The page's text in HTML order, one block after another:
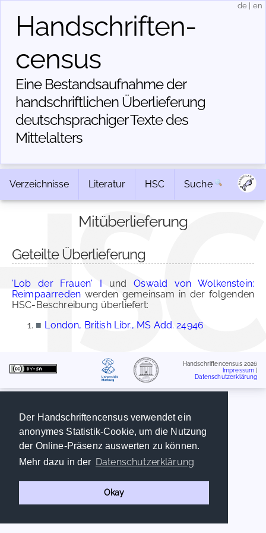
Der Handschriftencensus verwendet ein
anonymes Statistik-Cookie, um die Nutzung
der Online-Präsenz auswerten zu können.
Mehr dazu in der Datenschutzerklärung
Okay
Handschriften­
census
Eine Bestandsaufnahme der
handschriftlichen Über­lieferung
deutschsprachiger Texte des
Mittelalters
de en
Verzeichnisse Literatur HSC Suche
Mitüberlieferung
Geteilte Überlieferung
'Lob der Frauen' I undOswald von Wolkenstein:
Reimpaarreden werden gemeinsam in der folgenden
HSC-Beschreibung überliefert:
■ London, British Libr., MS Add. 24946
Handschriftencensus 2026
Impressum
Datenschutzerklärung